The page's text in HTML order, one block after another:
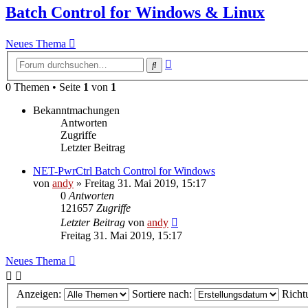
Batch Control for Windows & Linux
Neues Thema
Suche
0 Themen • Seite 1 von 1
Bekanntmachungen
Antworten
Zugriffe
Letzter Beitrag
NET-PwrCtrl Batch Control for Windows
von andy » Freitag 31. Mai 2019, 15:17
0 Antworten
121657 Zugriffe
Letzter Beitrag von andy
Freitag 31. Mai 2019, 15:17
Neues Thema
Anzeigen: Sortiere nach: